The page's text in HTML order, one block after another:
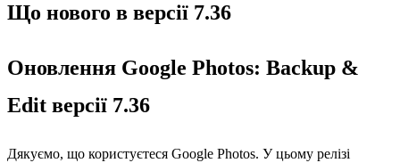
Що нового в версії 7.36
Оновлення Google Photos: Backup &
Edit версії 7.36
Дякуємо, що користуєтеся Google Photos. У цьому релізі